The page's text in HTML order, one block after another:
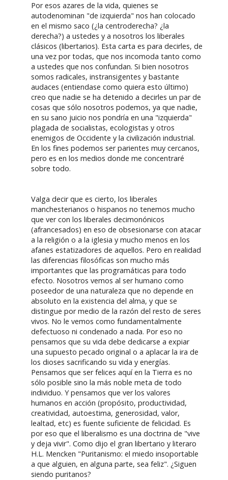
Por esos azares de la vida, quienes se
autodenominan "de izquierda" nos han colocado
en el mismo saco (¿la centroderecha? ¿la
derecha?) a ustedes y a nosotros los liberales
clásicos (libertarios). Esta carta es para decirles, de
una vez por todas, que nos incomoda tanto como
a ustedes que nos confundan. Si bien nosotros
somos radicales, instransigentes y bastante
audaces (entiendase como quiera esto último)
creo que nadie se ha detenido a decirles un par de
cosas que sólo nosotros podemos, ya que nadie,
en su sano juicio nos pondría en una "izquierda"
plagada de socialistas, ecologistas y otros
enemigos de Occidente y la civilización industrial.
En los fines podemos ser parientes muy cercanos,
pero es en los medios donde me concentraré
sobre todo.
Valga decir que es cierto, los liberales
manchesterianos o hispanos no tenemos mucho
que ver con los liberales decimonónicos
(afrancesados) en eso de obsesionarse con atacar
a la religión o a la iglesia y mucho menos en los
afanes estatizadores de aquellos. Pero en realidad
las diferencias filosóficas son mucho más
importantes que las programáticas para todo
efecto. Nosotros vemos al ser humano como
poseedor de una naturaleza que no depende en
absoluto en la existencia del alma, y que se
distingue por medio de la razón del resto de seres
vivos. No le vemos como fundamentalmente
defectuoso ni condenado a nada. Por eso no
pensamos que su vida debe dedicarse a expiar
una supuesto pecado original o a aplacar la ira de
los dioses sacrificando su vida y energías.
Pensamos que ser felices aquí en la Tierra es no
sólo posible sino la más noble meta de todo
individuo. Y pensamos que ver los valores
humanos en acción (propósito, productividad,
creatividad, autoestima, generosidad, valor,
lealtad, etc) es fuente suficiente de felicidad. Es
por eso que el liberalismo es una doctrina de "vive
y deja vivir". Como dijo el gran libertario y literaro
H.L. Mencken "Puritanismo: el miedo insoportable
a que alguien, en alguna parte, sea feliz". ¿Siguen
siendo puritanos?